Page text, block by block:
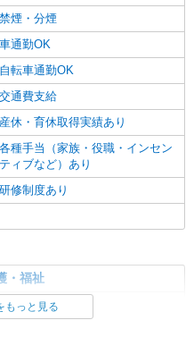
禁煙・分煙
車通勤OK
自転車通勤OK
交通費支給
産休・育休取得実績あり
各種手当（家族・役職・インセン
ティブなど）あり
研修制度あり
・福祉
もっと見る